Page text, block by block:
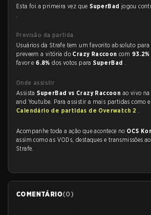
Esta foi a primeira vez queSuperBad jogou
.
Previsão da partida
Usuários da Strafe tem um favorito absoluto
preveem a vitória do Crazy Raccooncom
favor e 6.8%dos votos paraSuperBad .
Onde assistir
AssistaSuperBad vs Crazy Raccoon ao vivo
and Youtube. Para assistir a mais partidas como
Calendário de partidas de Overwatch 2 .
Acompanhe toda a ação que acontece no OCS
assim como as VODs, destaques e transmissões
Strafe.
COMENTÁRIO(0)